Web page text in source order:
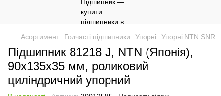
Асортимент Голчасті підшипники Упорні Упорні NTN SNR
Підшипник 81218 J, NTN (Японія),
90х135х35 мм, роликовий
циліндричний упорний